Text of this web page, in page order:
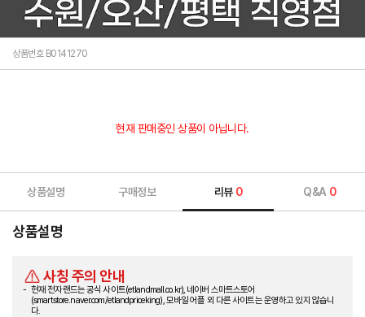
상품번호 B0141270
현재 판매중인 상품이 아닙니다.
상품설명 구매정보 리뷰 0 Q&A 0
상품설명
사칭 주의 안내
현재 전자랜드는 공식 사이트(etlandmall.co.kr), 네이버 스마트스토어
(smartstore.naver.com/etlandpriceking), 모바일 어플 외 다른 사이트는 운영하고 있지 않습니
다.